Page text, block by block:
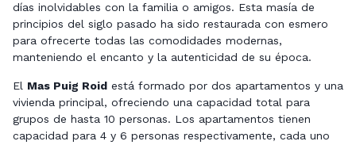
días inolvidables con la familia o amigos. Esta masía de
principios del siglo pasado ha sido restaurada con esmero
para ofrecerte todas las comodidades modernas,
manteniendo el encanto y la autenticidad de su época.
El Mas Puig Roid está formado por dos apartamentos y una
vivienda principal, ofreciendo una capacidad total para
grupos de hasta 10 personas. Los apartamentos tienen
capacidad para 4 y 6 personas respectivamente, cada uno